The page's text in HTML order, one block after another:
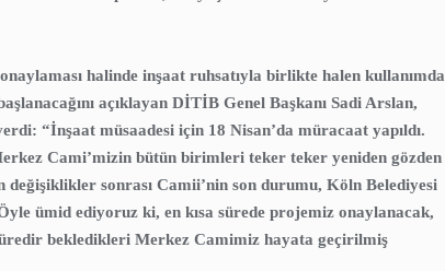
halinde inşaat ruhsatıyla birlikte halen kullanımda
açıklayan DİTİB Genel Başkanı Sadi Arslan,
“İnşaat müsaadesi için 18 Nisan’da müracaat yapıldı.
Cami’mizin bütün birimleri teker teker yeniden gözden
değişiklikler sonrası Camii’nin son durumu, Köln Belediyesi
ümid ediyoruz ki, en kısa sürede projemiz onaylanacak,
bekledikleri Merkez Camimiz hayata geçirilmiş